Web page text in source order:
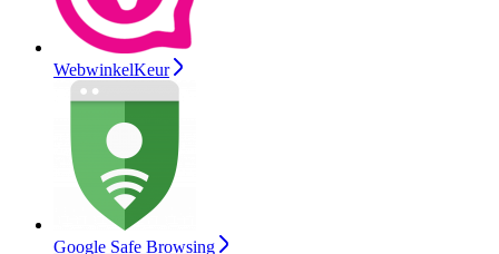
WebwinkelKeur
Google Safe Browsing